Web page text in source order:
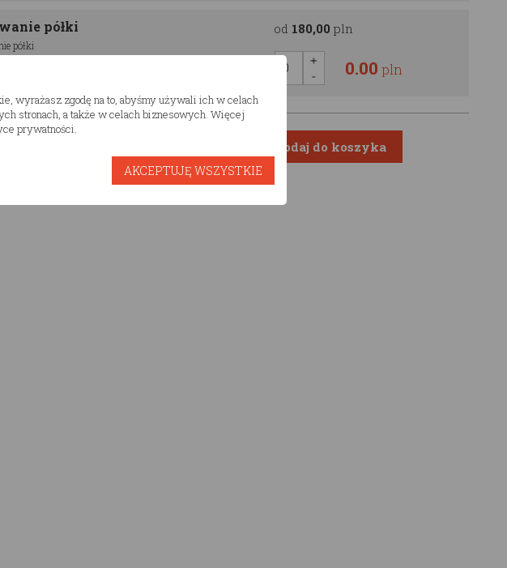
półki
półki
od 180,00 pln
0.00 pln
zgodę na to, abyśmy używali ich w celach
stronach, a także w celach biznesowych. Więcej
prywatności.
AKCEPTUJĘ WSZYSTKIE